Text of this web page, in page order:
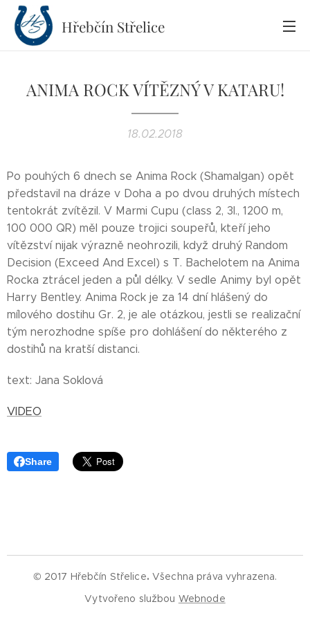
Hřebčín Střelice
ANIMA ROCK VÍTĚZNÝ V KATARU!
18.02.2018
Po pouhých 6 dnech se Anima Rock (Shamalgan) opět
představil na dráze v Doha a po dvou druhých místech
tentokrát zvítězil. V Marmi Cupu (class 2, 3l., 1200 m,
100 000 QR) měl pouze trojici soupeřů, kteří jeho
vítězství nijak výrazně neohrozili, když druhý Random
Decision (Exceed And Excel) s T. Bachelotem na Anima
Rocka ztrácel jeden a půl délky. V sedle Animy byl opět
Harry Bentley. Anima Rock je za 14 dní hlášený do
mílového dostihu Gr. 2, je ale otázkou, jestli se realizační
tým nerozhodne spíše pro dohlášení do některého z
dostihů na kratší distanci.
text: Jana Soklová
VIDEO
Share
© 2017 Hřebčín Střelice.Všechna práva vyhrazena.
Vytvořeno službou Webnode